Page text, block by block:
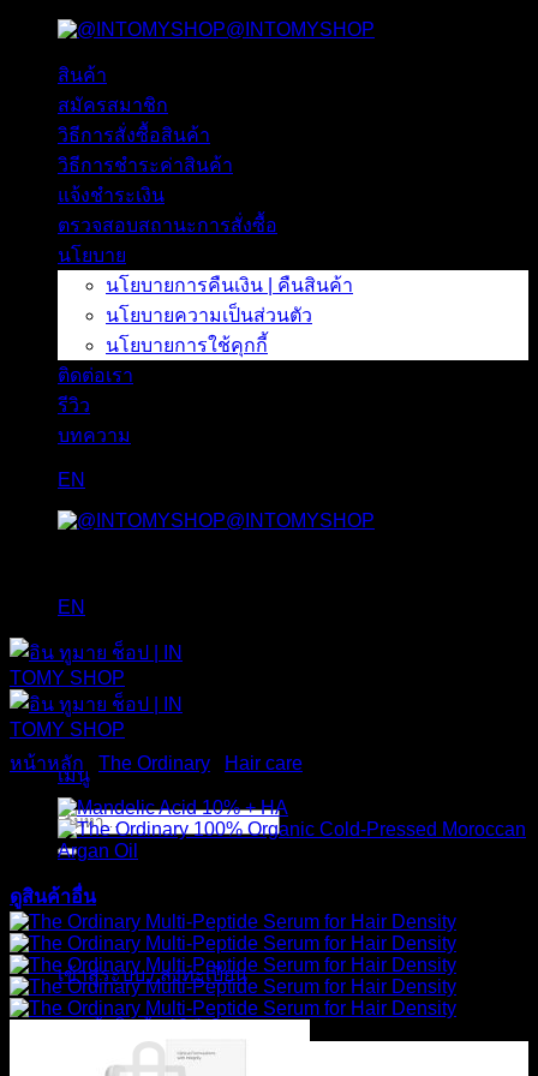
เนื้อหา
@INTOMYSHOP
สินค้า
สมัครสมาชิก
วิธีการสั่งซื้อสินค้า
วิธีการชำระค่าสินค้า
แจ้งชำระเงิน
ตรวจสอบสถานะการสั่งซื้อ
นโยบาย
นโยบายการคืนเงิน | คืนสินค้า
นโยบายความเป็นส่วนตัว
นโยบายการใช้คุกกี้
ติดต่อเรา
รีวิว
บทความ
EN
@INTOMYSHOP
EN
เมนู
ค้นหา:
เข้าสู่ระบบ / ลงทะเบียน
ตะกร้าสินค้า /0฿ 0
หน้าหลัก The Ordinary Hair care
ดูสินค้าอื่น